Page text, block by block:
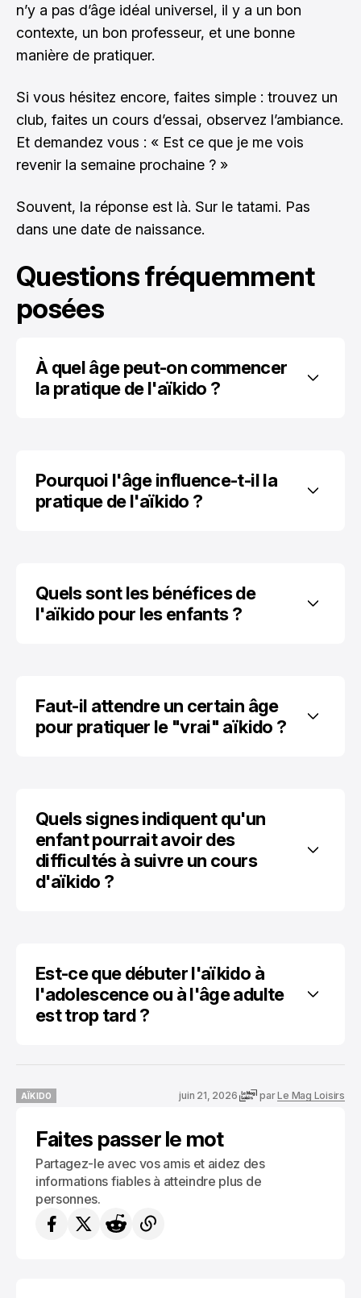
n’y a pas d’âge idéal universel, il y a un bon
contexte, un bon professeur, et une bonne
manière de pratiquer.
Si vous hésitez encore, faites simple : trouvez un
club, faites un cours d’essai, observez l’ambiance.
Et demandez vous : « Est ce que je me vois
revenir la semaine prochaine ? »
Souvent, la réponse est là. Sur le tatami. Pas
dans une date de naissance.
Questions fréquemment
posées
À quel âge peut-on commencer
la pratique de l'aïkido ?
Pourquoi l'âge influence-t-il la
pratique de l'aïkido ?
Quels sont les bénéfices de
l'aïkido pour les enfants ?
Faut-il attendre un certain âge
pour pratiquer le "vrai" aïkido ?
Quels signes indiquent qu'un
enfant pourrait avoir des
difficultés à suivre un cours
d'aïkido ?
Est-ce que débuter l'aïkido à
l'adolescence ou à l'âge adulte
est trop tard ?
AÏKIDO
juin 21, 2026 parLe Mag Loisirs
Faites passer le mot
Partagez-le avec vos amis et aidez des
informations fiables à atteindre plus de
personnes.